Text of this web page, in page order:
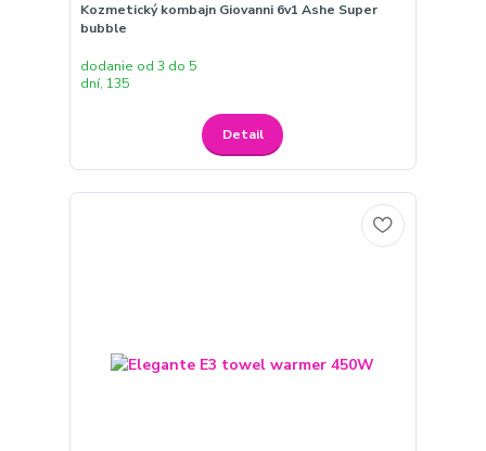
Kozmetický kombajn Giovanni 6v1 Ashe Super
bubble
dodanie od 3 do 5
dní, 135
Detail